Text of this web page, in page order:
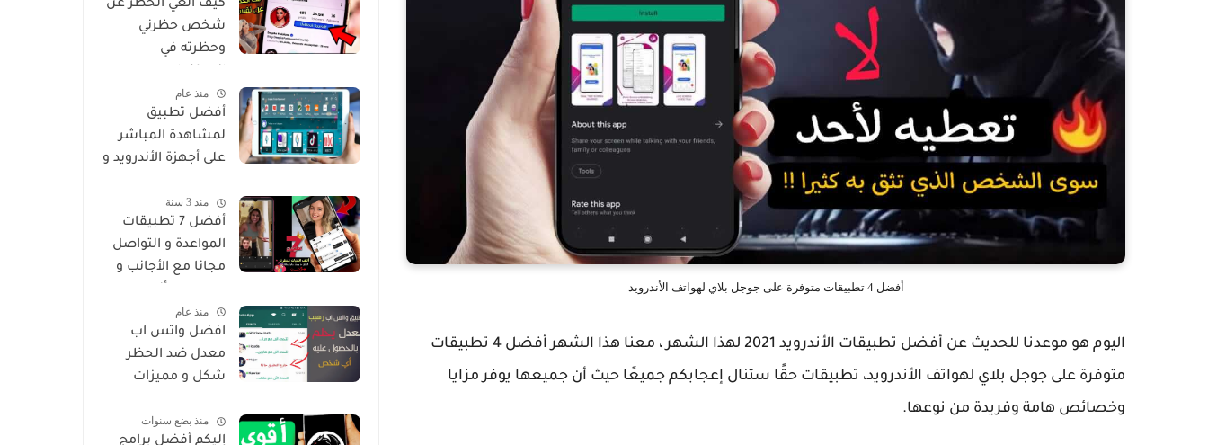
أفضل 4 تطبيقات متوفرة على جوجل بلاي لهواتف الأندرويد
اليوم هو موعدنا للحديث عن أفضل تطبيقات الأندرويد 2021 لهذا الشهر ، معنا هذا الشهر أفضل 4 تطبيقات
متوفرة على جوجل بلاي لهواتف الأندرويد، تطبيقات حقًا ستنال إعجابكم جميعًا حيث أن جميعها يوفر مزايا
وخصائص هامة وفريدة من نوعها.
كيف الغي الحظر عن
شخص حظرني
وحظرته في
منذ عام
أفضل تطبيق
لمشاهدة المباشر
على أجهزة الأندرويد و
منذ 3 سنة
أفضل 7 تطبيقات
المواعدة و التواصل
مجانا مع الأجانب و
العالم
منذ عام
افضل واتس اب
معدل ضد الحظر
شكل و مميزات
Goldمنذ بضع سنوات
إليكم أفضل برامج